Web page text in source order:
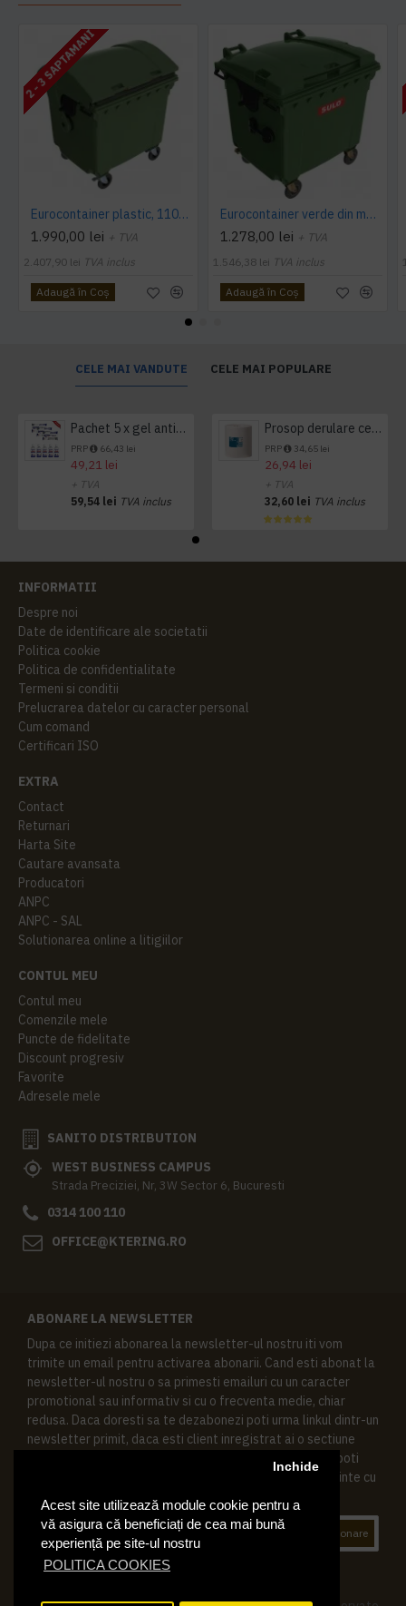
Acest site utilizează module cookie pentru a
vă asigura că beneficiați de cea mai bună
experiență pe site-ul nostru
POLITICA COOKIES
Inchide
2 - 3 SAPTAMANI
Eurocontainer plastic, 1100 L, verde, capac rotund - Transport Inclus
1.990,00 lei + TVA
2.407,90 lei TVA inclus
Adaugă în Coş
Eurocontainer verde din material plastic, cu capac plat, SULO, 1100 l - Transport Inclus
1.278,00 lei + TVA
1.546,38 lei TVA inclus
Adaugă în Coş
CELE MAI VANDUTE CELE MAI POPULARE
Pachet 5 x gel antibacterian 50ml si 3 x Servetele antibacteriene 48 buc Hygienium
PRP 66,43 lei
49,21 lei
+ TVA
59,54 lei TVA inclus
Prosop derulare centrala 1 pliu, 300 m Tork
PRP 34,65 lei
26,94 lei
+ TVA
32,60 lei TVA inclus
INFORMATII
Despre noi
Date de identificare ale societatii
Politica cookie
Politica de confidentialitate
Termeni si conditii
Prelucrarea datelor cu caracter personal
Cum comand
Certificari ISO
EXTRA
Contact
Returnari
Harta Site
Cautare avansata
Producatori
ANPC
ANPC - SAL
Solutionarea online a litigiilor
CONTUL MEU
Contul meu
Comenzile mele
Puncte de fidelitate
Discount progresiv
Favorite
Adresele mele
SANITO DISTRIBUTION
WEST BUSINESS CAMPUS
Strada Preciziei, Nr, 3W Sector 6, Bucuresti
0314 100 110
OFFICE@KTERING.RO
ABONARE LA NEWSLETTER
Dupa ce initiezi abonarea la newsletter-ul nostru iti vom
trimite un email pentru activarea abonarii. Cand esti abonat la
newsletter-ul nostru o sa primesti emailuri cu un caracter
promotional sau informativ si cu o frecventa medie, chiar
redusa. Daca doresti sa te dezabonezi poti urma linkul dintr-un
newsletter primit, daca esti client inregistrat ai o sectiune
speciala in contul tau in acest scop, si de asemenea ne poti
contacta oricand pe email pentru orice intrebari sau cerinte cu
Abonare